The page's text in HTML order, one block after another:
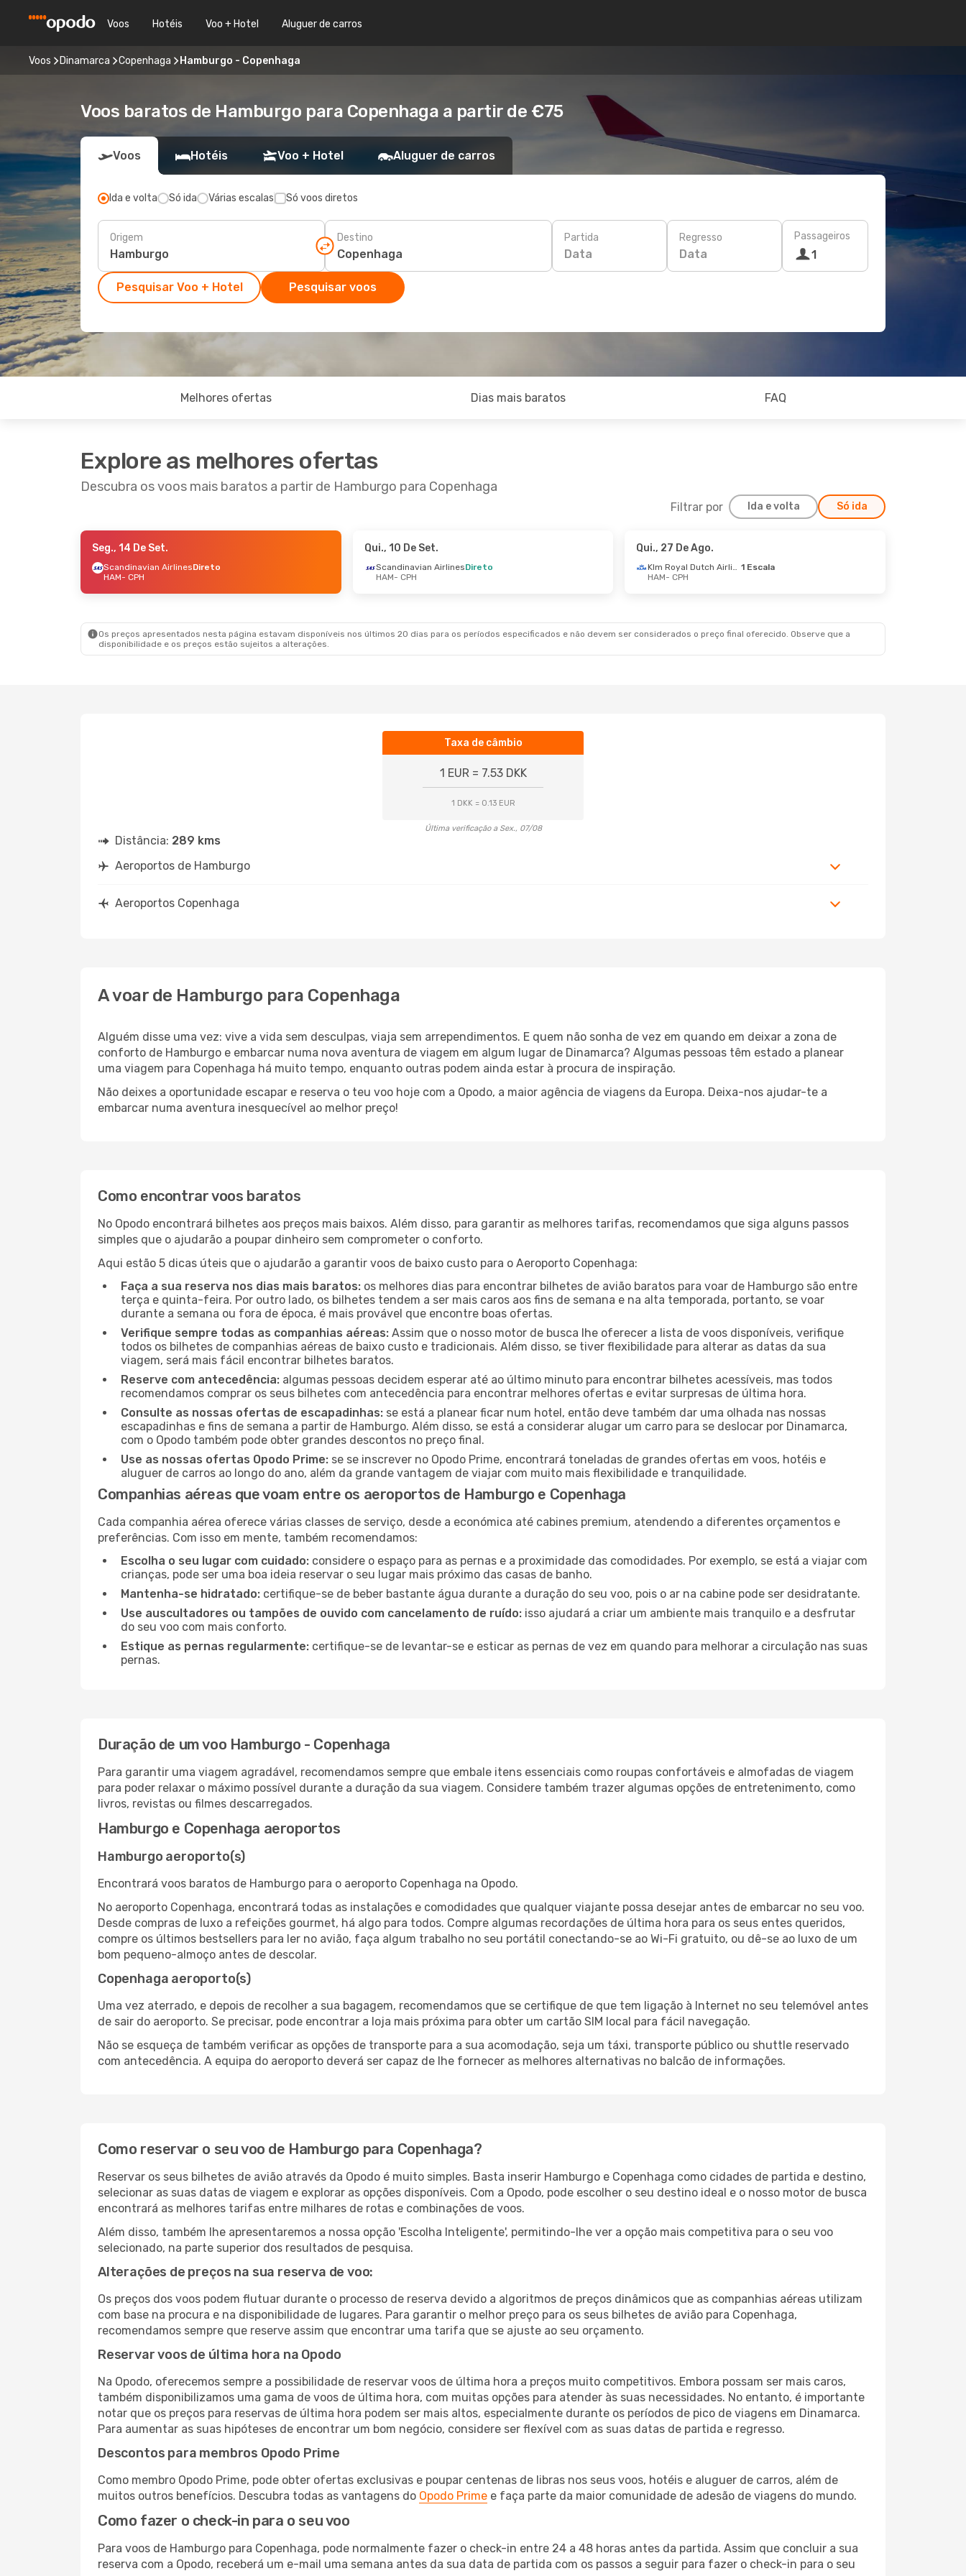
Voos Hotéis Voo + Hotel Aluguer de carros
Voos Dinamarca Copenhaga Hamburgo - Copenhaga
Voos baratos de Hamburgo para Copenhaga a partir de €75
Voos Hotéis Voo + Hotel Aluguer de carros
Ida e volta Só ida Várias escalas Só voos diretos
Origem Destino Partida
Data
Regresso
Data
Passageiros
1
Pesquisar Voo + Hotel Pesquisar voos
Melhores ofertas Dias mais baratos FAQ
Explore as melhores ofertas
Descubra os voos mais baratos a partir de Hamburgo para Copenhaga
Filtrar por Ida e volta Só ida
- Ter., 6 De Out.
Scandinavian AirlinesDireto
Scandinavian AirlinesDireto
Sáb., 5 De Set.- Dom., 6 De Set.
Seg., 14 De Set.
Scandinavian AirlinesDireto
HAM- CPH
Qui., 10 De Set.
Scandinavian AirlinesDireto
HAM- CPH
Qui., 27 De Ago.
Klm Royal Dutch Airlines 1 Escala
HAM- CPH
Os preços apresentados nesta página estavam disponíveis nos últimos 20 dias para os períodos especificados e não devem ser considerados o preço final oferecido. Observe que a
disponibilidade e os preços estão sujeitos a alterações.
Taxa de câmbio
1 EUR = 7.53 DKK
1 DKK = 0.13 EUR
Última verificação a Sex., 07/08
Distância: 289 kms
Aeroportos de Hamburgo
Aeroportos Copenhaga
A voar de Hamburgo para Copenhaga
Alguém disse uma vez: vive a vida sem desculpas, viaja sem arrependimentos. E quem não sonha de vez em quando em deixar a zona de
conforto de Hamburgo e embarcar numa nova aventura de viagem em algum lugar de Dinamarca? Algumas pessoas têm estado a planear
uma viagem para Copenhaga há muito tempo, enquanto outras podem ainda estar à procura de inspiração.
Não deixes a oportunidade escapar e reserva o teu voo hoje com a Opodo, a maior agência de viagens da Europa. Deixa-nos ajudar-te a
embarcar numa aventura inesquecível ao melhor preço!
Como encontrar voos baratos
No Opodo encontrará bilhetes aos preços mais baixos. Além disso, para garantir as melhores tarifas, recomendamos que siga alguns passos
simples que o ajudarão a poupar dinheiro sem comprometer o conforto.
Aqui estão 5 dicas úteis que o ajudarão a garantir voos de baixo custo para o Aeroporto Copenhaga:
Faça a sua reserva nos dias mais baratos: os melhores dias para encontrar bilhetes de avião baratos para voar de Hamburgo são entre
terça e quinta-feira. Por outro lado, os bilhetes tendem a ser mais caros aos fins de semana e na alta temporada, portanto, se voar
durante a semana ou fora de época, é mais provável que encontre boas ofertas.
Verifique sempre todas as companhias aéreas: Assim que o nosso motor de busca lhe oferecer a lista de voos disponíveis, verifique
todos os bilhetes de companhias aéreas de baixo custo e tradicionais. Além disso, se tiver flexibilidade para alterar as datas da sua
viagem, será mais fácil encontrar bilhetes baratos.
Reserve com antecedência: algumas pessoas decidem esperar até ao último minuto para encontrar bilhetes acessíveis, mas todos
recomendamos comprar os seus bilhetes com antecedência para encontrar melhores ofertas e evitar surpresas de última hora.
Consulte as nossas ofertas de escapadinhas: se está a planear ficar num hotel, então deve também dar uma olhada nas nossas
escapadinhas e fins de semana a partir de Hamburgo. Além disso, se está a considerar alugar um carro para se deslocar por Dinamarca,
com o Opodo também pode obter grandes descontos no preço final.
Use as nossas ofertas Opodo Prime: se se inscrever no Opodo Prime, encontrará toneladas de grandes ofertas em voos, hotéis e
aluguer de carros ao longo do ano, além da grande vantagem de viajar com muito mais flexibilidade e tranquilidade.
Companhias aéreas que voam entre os aeroportos de Hamburgo e Copenhaga
Cada companhia aérea oferece várias classes de serviço, desde a económica até cabines premium, atendendo a diferentes orçamentos e
preferências. Com isso em mente, também recomendamos:
Escolha o seu lugar com cuidado: considere o espaço para as pernas e a proximidade das comodidades. Por exemplo, se está a viajar com
crianças, pode ser uma boa ideia reservar o seu lugar mais próximo das casas de banho.
Mantenha-se hidratado: certifique-se de beber bastante água durante a duração do seu voo, pois o ar na cabine pode ser desidratante.
Use auscultadores ou tampões de ouvido com cancelamento de ruído: isso ajudará a criar um ambiente mais tranquilo e a desfrutar
do seu voo com mais conforto.
Estique as pernas regularmente: certifique-se de levantar-se e esticar as pernas de vez em quando para melhorar a circulação nas suas
pernas.
Duração de um voo Hamburgo - Copenhaga
Para garantir uma viagem agradável, recomendamos sempre que embale itens essenciais como roupas confortáveis e almofadas de viagem
para poder relaxar o máximo possível durante a duração da sua viagem. Considere também trazer algumas opções de entretenimento, como
livros, revistas ou filmes descarregados.
Hamburgo e Copenhaga aeroportos
Hamburgo aeroporto(s)
Encontrará voos baratos de Hamburgo para o aeroporto Copenhaga na Opodo.
No aeroporto Copenhaga, encontrará todas as instalações e comodidades que qualquer viajante possa desejar antes de embarcar no seu voo.
Desde compras de luxo a refeições gourmet, há algo para todos. Compre algumas recordações de última hora para os seus entes queridos,
compre os últimos bestsellers para ler no avião, faça algum trabalho no seu portátil conectando-se ao Wi-Fi gratuito, ou dê-se ao luxo de um
bom pequeno-almoço antes de descolar.
Copenhaga aeroporto(s)
Uma vez aterrado, e depois de recolher a sua bagagem, recomendamos que se certifique de que tem ligação à Internet no seu telemóvel antes
de sair do aeroporto. Se precisar, pode encontrar a loja mais próxima para obter um cartão SIM local para fácil navegação.
Não se esqueça de também verificar as opções de transporte para a sua acomodação, seja um táxi, transporte público ou shuttle reservado
com antecedência. A equipa do aeroporto deverá ser capaz de lhe fornecer as melhores alternativas no balcão de informações.
Como reservar o seu voo de Hamburgo para Copenhaga?
Reservar os seus bilhetes de avião através da Opodo é muito simples. Basta inserir Hamburgo e Copenhaga como cidades de partida e destino,
selecionar as suas datas de viagem e explorar as opções disponíveis. Com a Opodo, pode escolher o seu destino ideal e o nosso motor de busca
encontrará as melhores tarifas entre milhares de rotas e combinações de voos.
Além disso, também lhe apresentaremos a nossa opção 'Escolha Inteligente', permitindo-lhe ver a opção mais competitiva para o seu voo
selecionado, na parte superior dos resultados de pesquisa.
Alterações de preços na sua reserva de voo:
Os preços dos voos podem flutuar durante o processo de reserva devido a algoritmos de preços dinâmicos que as companhias aéreas utilizam
com base na procura e na disponibilidade de lugares. Para garantir o melhor preço para os seus bilhetes de avião para Copenhaga,
recomendamos sempre que reserve assim que encontrar uma tarifa que se ajuste ao seu orçamento.
Reservar voos de última hora na Opodo
Na Opodo, oferecemos sempre a possibilidade de reservar voos de última hora a preços muito competitivos. Embora possam ser mais caros,
também disponibilizamos uma gama de voos de última hora, com muitas opções para atender às suas necessidades. No entanto, é importante
notar que os preços para reservas de última hora podem ser mais altos, especialmente durante os períodos de pico de viagens em Dinamarca.
Para aumentar as suas hipóteses de encontrar um bom negócio, considere ser flexível com as suas datas de partida e regresso.
Descontos para membros Opodo Prime
Como membro Opodo Prime, pode obter ofertas exclusivas e poupar centenas de libras nos seus voos, hotéis e aluguer de carros, além de
muitos outros benefícios. Descubra todas as vantagens do Opodo Prime e faça parte da maior comunidade de adesão de viagens do mundo.
Como fazer o check-in para o seu voo
Para voos de Hamburgo para Copenhaga, pode normalmente fazer o check-in entre 24 a 48 horas antes da partida. Assim que concluir a sua
reserva com a Opodo, receberá um e-mail uma semana antes da sua data de partida com os passos a seguir para fazer o check-in para o seu